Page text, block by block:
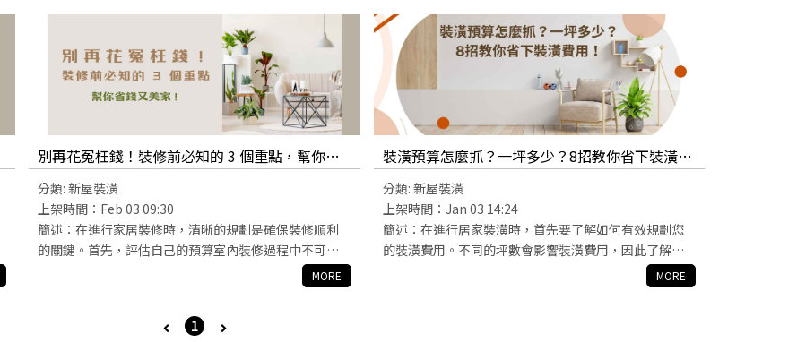
別再花冤枉錢！裝修前必知的 3 個重點，幫你省
錢又美家！
分類:新屋裝潢
上架時間：Feb 03 09:30
簡述：在進行家居裝修時，清晰的規劃是確保裝修順利
的關鍵。首先，評估自己的預算室內裝修過程中不可忽
視的重要步驟。了解可用的裝潢資金，能幫助你選擇合
適的設計師或施工團隊，從而節省不必要的開支，讓室
慣也是成功室內裝修的關鍵，這樣可以確保設計符合你
MORE
裝潢預算怎麼抓？一坪多少？8招教你省下裝潢費
用！
分類: 新屋裝潢
上架時間：Jan 03 14:24
簡述：在進行居家裝潢時，首先要了解如何有效規劃您
的裝潢費用。不同的坪數會影響裝潢費用，因此了解每
坪的費用範圍及如何分配預算，能幫助您更精確地掌握
總花費。專業的預算分配建議是將大部分預算投入室內
MORE
1